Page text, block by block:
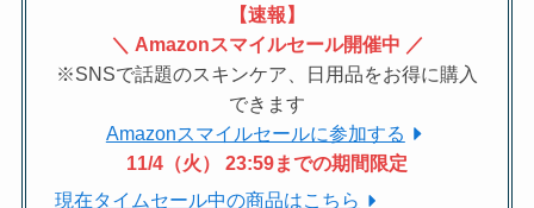
【速報】
＼ Amazonスマイルセール開催中 ／
※SNSで話題のスキンケア、日用品をお得に購入
できます
Amazonスマイルセールに参加する
11/4（火） 23:59までの期間限定
現在タイムセール中の商品はこちら